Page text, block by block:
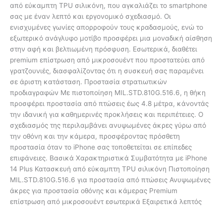
από εύκαμπτη TPU σιλικόνη, που αγκαλιάζει το smartphone
σας με έναν λεπτό και εργονομικό σχεδιασμό. Οι
ενισχυμένες γωνίες απορροφούν τους κραδασμούς, ενώ το
εξωτερικό ανάγλυφο μοτίβο προσφέρει μια μοναδική αίσθηση
στην αφή και βελτιωμένη πρόσφυση. Εσωτερικά, διαθέτει
premium επίστρωση από μικροσουέντ που προστατεύει από
γρατζουνιές, διασφαλίζοντας ότι η συσκευή σας παραμένει
σε άριστη κατάσταση. Προστασία στρατιωτικών
προδιαγραφών Με πιστοποίηση MIL.STD.810G.516.6, η θήκη
προσφέρει προστασία από πτώσεις έως 4.8 μέτρα, κάνοντάς
την ιδανική για καθημερινές προκλήσεις και περιπέτειες. Ο
σχεδιασμός της περιλαμβάνει ανυψωμένες άκρες γύρω από
την οθόνη και την κάμερα, προσφέροντας πρόσθετη
προστασία όταν το iPhone σας τοποθετείται σε επίπεδες
επιφάνειες. Βασικά Χαρακτηριστικά Συμβατότητα με iPhone
14 Plus Κατασκευή από εύκαμπτη TPU σιλικόνη Πιστοποίηση
MIL.STD.810G.516.6 για προστασία από πτώσεις Ανυψωμένες
άκρες για προστασία οθόνης και κάμερας Premium
επίστρωση από μικροσουέντ εσωτερικά Εξαιρετικά λεπτός